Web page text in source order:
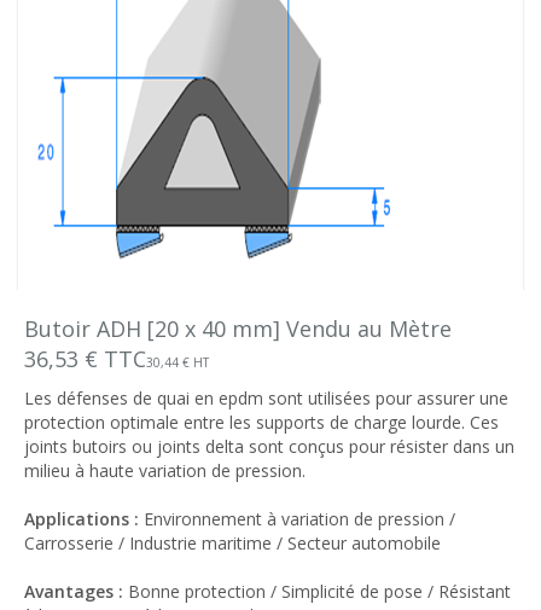
Butoir ADH [20 x 40 mm] Vendu au Mètre
36,53 € TTC30,44 € HT
Les défenses de quai en epdm sont utilisées pour assurer une
protection optimale entre les supports de charge lourde. Ces
joints butoirs ou joints delta sont conçus pour résister dans un
milieu à haute variation de pression.
Applications : Environnement à variation de pression /
Carrosserie / Industrie maritime / Secteur automobile
Avantages : Bonne protection / Simplicité de pose / Résistant